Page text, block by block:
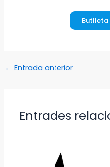
Butlleta
← Entrada anterior
Entrades